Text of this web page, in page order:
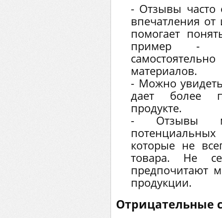
- Отзывы часто
впечатления от
помогает
пример
материалов.
- Можно
дает более
продукте.
- Отзывы
которые не
товара. Не
предпочитают
продукции.
Отрицательные